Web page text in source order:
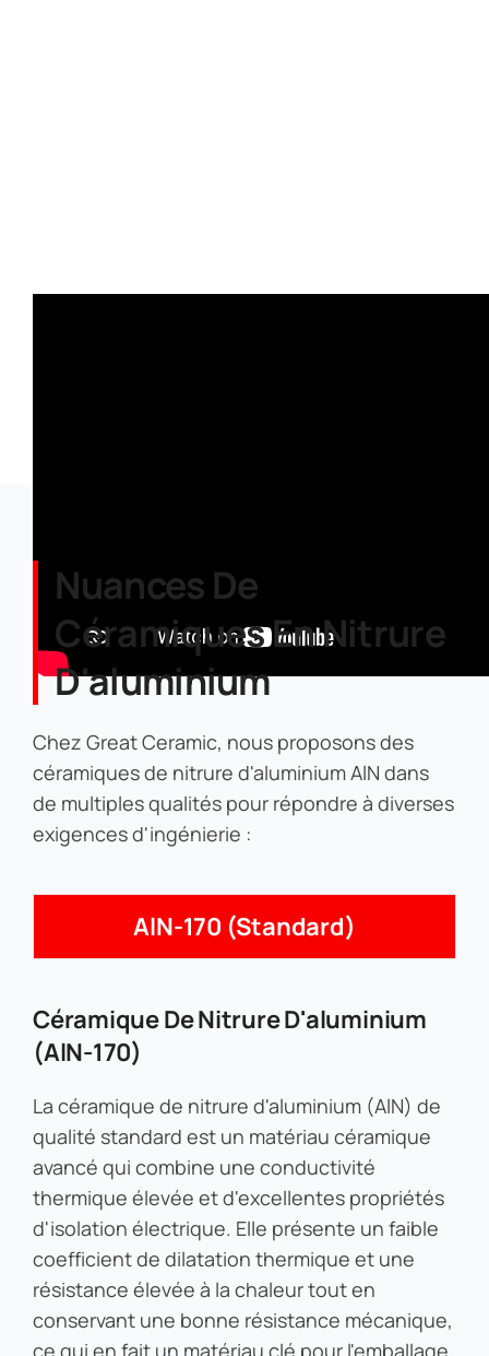
Nuances De
Céramiques En Nitrure
D'aluminium
Chez Great Ceramic, nous proposons des
céramiques de nitrure d'aluminium AlN dans
de multiples qualités pour répondre à diverses
exigences d'ingénierie :
AlN-170 (standard)
Céramique De Nitrure D'aluminium
(AlN-170)
La céramique de nitrure d'aluminium (AlN) de
qualité standard est un matériau céramique
avancé qui combine une conductivité
thermique élevée et d'excellentes propriétés
d'isolation électrique. Elle présente un faible
coefficient de dilatation thermique et une
résistance élevée à la chaleur tout en
conservant une bonne résistance mécanique,
ce qui en fait un matériau clé pour l'emballage